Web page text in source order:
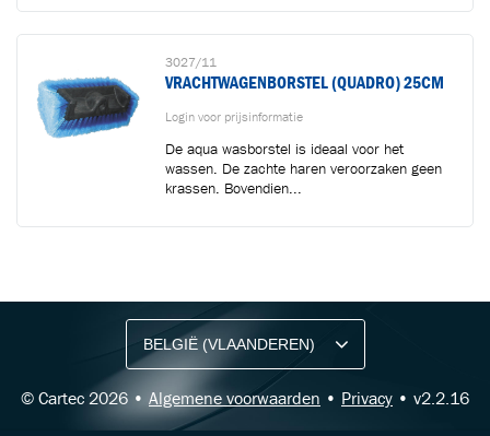
3027/11
VRACHTWAGENBORSTEL (QUADRO) 25CM
Login voor prijsinformatie
De aqua wasborstel is ideaal voor het
wassen. De zachte haren veroorzaken geen
krassen. Bovendien...
© Cartec 2026 • Algemene voorwaarden • Privacy • v2.2.16
Ontvang vakgerelateerde tips,
aanbiedingen en productupdates van Cartec.